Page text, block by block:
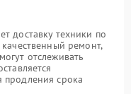
доставку техники по
ремонт,
отслеживать
продления срока